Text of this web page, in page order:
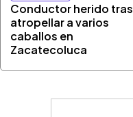
Conductor herido tras
atropellar a varios
caballos en
Zacatecoluca